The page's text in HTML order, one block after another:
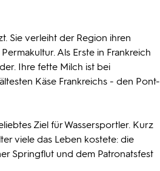
Sie verleiht der Region ihren
Als Erste in Frankreich
Ihre fette Milch ist bei
Käse Frankreichs - den Pont-
Ziel für Wassersportler. Kurz
viele das Leben kostete: die
Springflut und dem Patronatsfest